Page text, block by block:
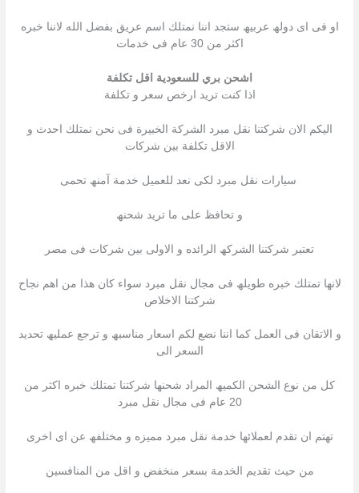
او فى اى دولھ عربیھ ستجد اننا نمتلك اسم عریق بفضل الله لاننا خبره
اكثر من 30 عام فى خدمات
اشحن بري للسعودية اقل تكلفة
اذا كنت ترید ارخص سعر و تكلفة
الیكم الان شركتنا نقل مبرد الشركة الخبیرة فى نحن نمتلك احدث و
الاقل تكلفة بین شركات
سیارات نقل مبرد لكى نعد للعمیل خدمة آمنھ تحمى
و تحافظ على ما ترید شحنھ
تعتبر شركتنا الشركھ الرائده و الاولى بین شركات فى مصر
لانھا تمتلك خبره طویلھ فى مجال نقل مبرد سواء كان ھذا من اھم نجاح
شركتنا الاخلاص
و الاتقان فى العمل كما اننا نضع لكم اسعار مناسبھ و ترجع عملیھ تحدید
السعر الى
كل من نوع الشحن الكمیھ المراد شحنھا شركتنا تمتلك خبره اكثر من
20 عام فى مجال نقل مبرد
تھتم ان تقدم لعملائھا خدمة نقل مبرد ممیزه و مختلفھ عن اى اخرى
من حیث تقدیم الخدمة بسعر منخفض و اقل من المنافسین